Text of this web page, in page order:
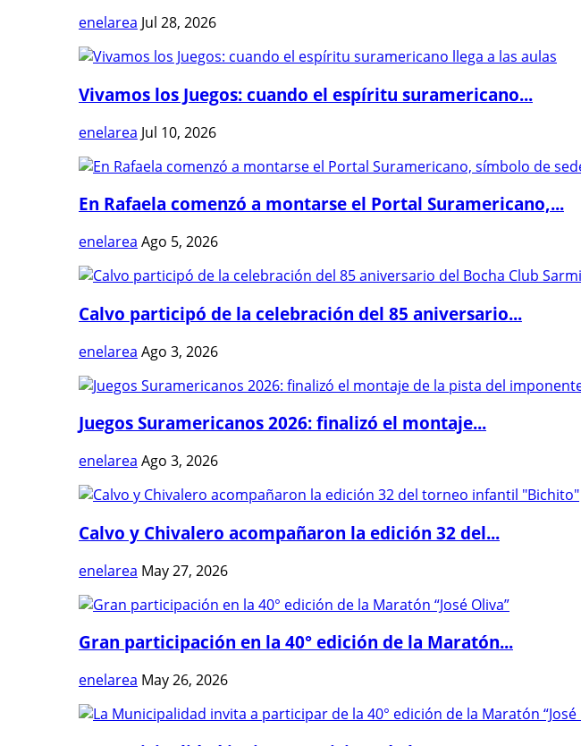
enelarea Jul 28, 2026
Vivamos los Juegos: cuando el espíritu suramericano...
enelarea Jul 10, 2026
En Rafaela comenzó a montarse el Portal Suramericano,...
enelarea Ago 5, 2026
Calvo participó de la celebración del 85 aniversario...
enelarea Ago 3, 2026
Juegos Suramericanos 2026: finalizó el montaje...
enelarea Ago 3, 2026
Calvo y Chivalero acompañaron la edición 32 del...
enelarea May 27, 2026
Gran participación en la 40° edición de la Maratón...
enelarea May 26, 2026